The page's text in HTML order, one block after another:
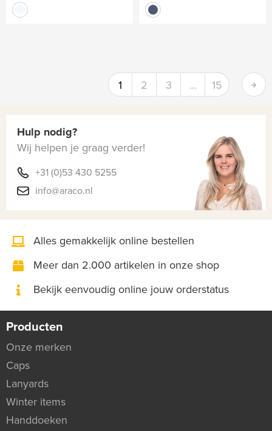
Je bent op pagina
1 2 3 ... 15
Hulp nodig?
Wij helpen je graag verder!
+31 (0)53 430 5255
info@araco.nl
Alles gemakkelijk online bestellen
Meer dan 2.000 artikelen in onze shop
Bekijk eenvoudig online jouw orderstatus
Producten
Onze merken
Caps
Lanyards
Winter items
Handdoeken